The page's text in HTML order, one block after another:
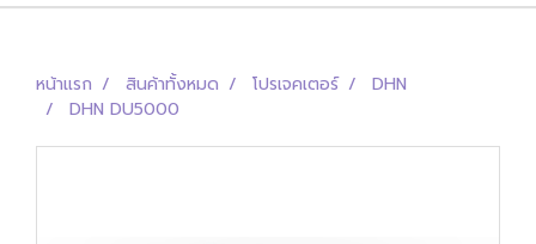
หน้าแรก สินค้าทั้งหมด โปรเจคเตอร์
DHN
DHN DU5000